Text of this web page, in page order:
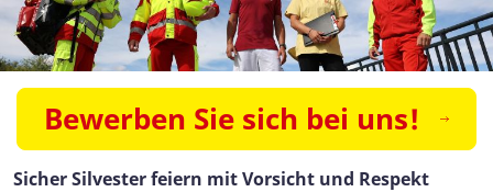
Bewerben Sie sich bei uns!
Sicher Silvester feiern mit Vorsicht und Respekt